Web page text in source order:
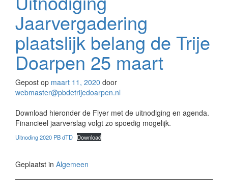
Jaarvergadering
plaatslijk belang de Trije
Doarpen 25 maart
Gepost op maart 11, 2020 door
webmaster@pbdetrijedoarpen.nl
Download hieronder de Flyer met de uitnodiging en agenda.
Financieel jaarverslag volgt zo spoedig mogelijk.
Uitnoding 2020 PB dTD Download
Geplaatst in Algemeen